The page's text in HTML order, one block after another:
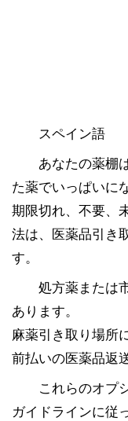
スペイン語
あなたの薬棚
た薬でいっぱいに
期限切れ、不要、
法は、医薬品引き
す。
処方薬または
あります。
麻薬引き取り場所
前払いの医薬品返
これらのオプ
ガイドラインに従